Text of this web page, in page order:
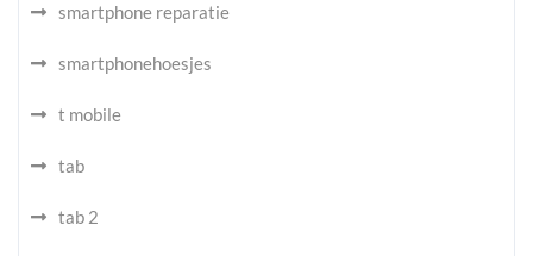
smartphone reparatie
smartphonehoesjes
t mobile
tab
tab 2